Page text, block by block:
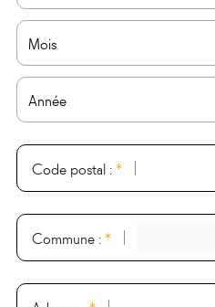
Mois
Année
Code postal :*
Commune :*